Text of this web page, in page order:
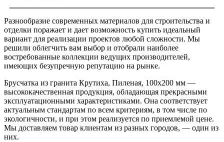
Разнообразие современных материалов для строительства и
отделки поражает и дает возможность купить идеальный
вариант для реализации проектов любой сложности. Мы
решили облегчить вам выбор и отобрали наиболее
востребованные коллекции ведущих производителей,
имеющих безупречную репутацию на рынке.
Брусчатка из гранита Крутиха, Пиленая, 100х200 мм —
высококачественная продукция, обладающая прекрасными
эксплуатационными характеристиками. Она соответствует
актуальным стандартам по всем критериям, в том числе по
экологичности, и при этом реализуется по приемлемой цене.
Мы доставляем товар клиентам из разных городов, — один из
них.